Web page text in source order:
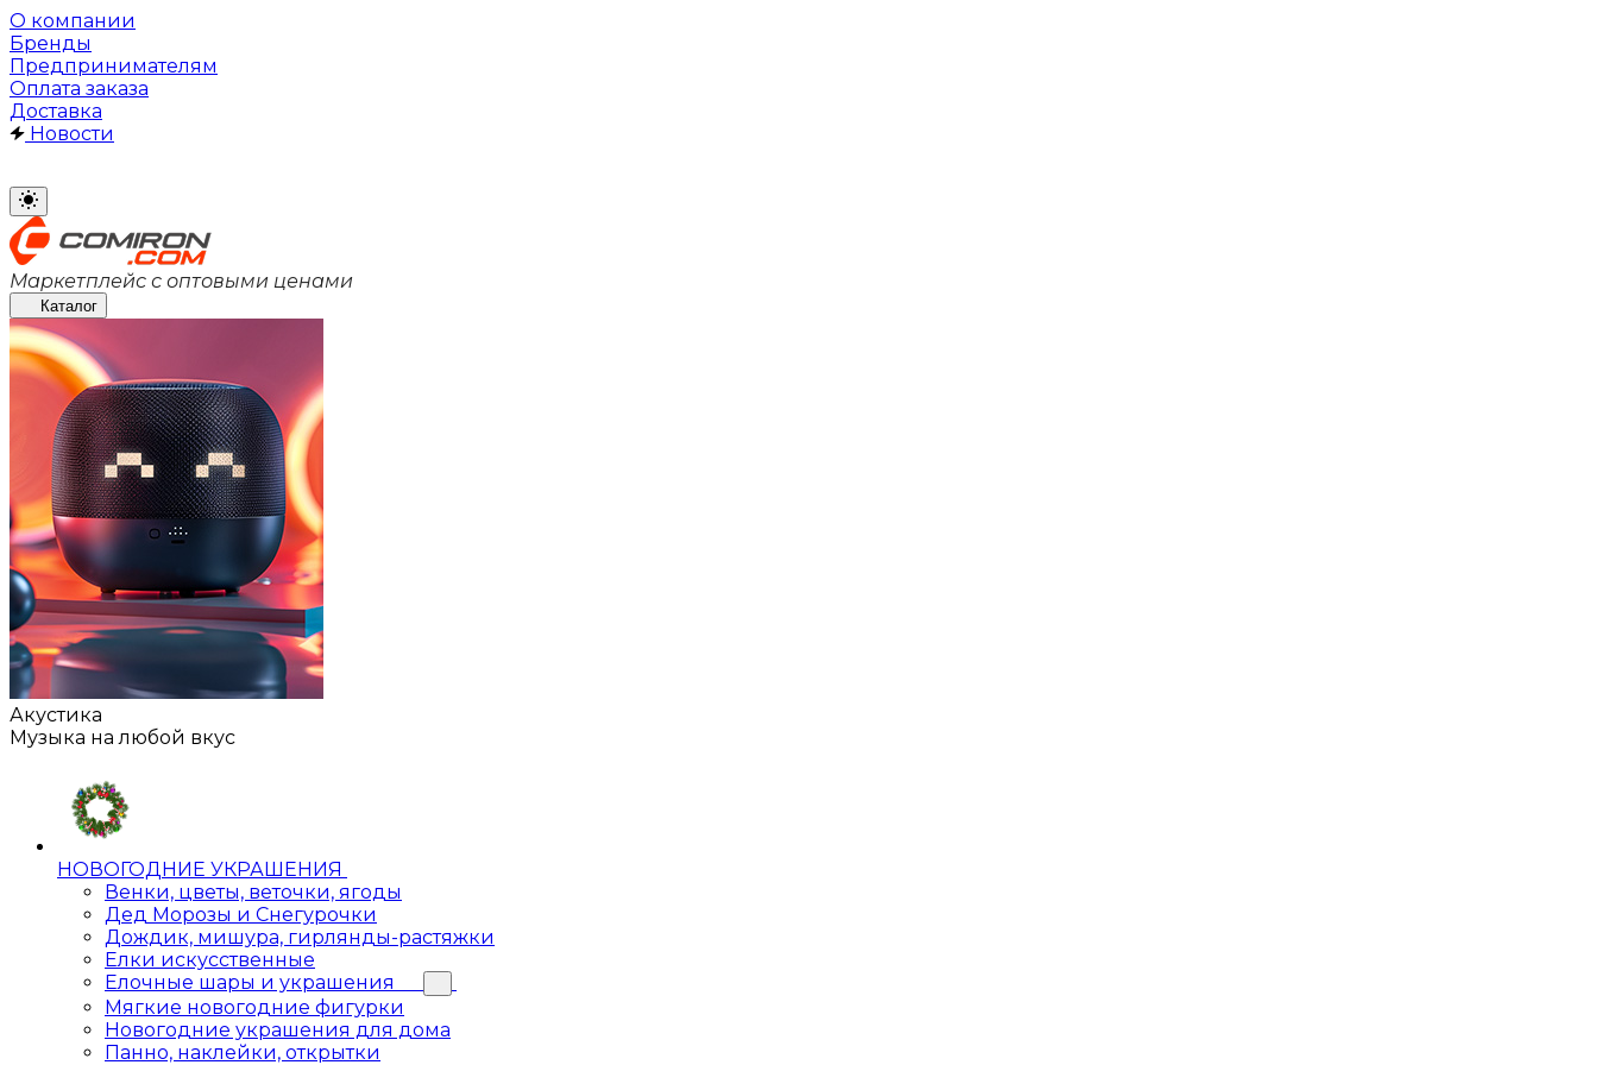
О компании
Бренды
Предпринимателям
Оплата заказа
Доставка
Новости
Маркетплейс с оптовыми ценами
Каталог
Акустика
Музыка на любой вкус
НОВОГОДНИЕ УКРАШЕНИЯ
Венки, цветы, веточки, ягоды
Дед Морозы и Снегурочки
Дождик, мишура, гирлянды-растяжки
Елки искусственные
Елочные шары и украшения
Мягкие новогодние фигурки
Новогодние украшения для дома
Панно, наклейки, открытки